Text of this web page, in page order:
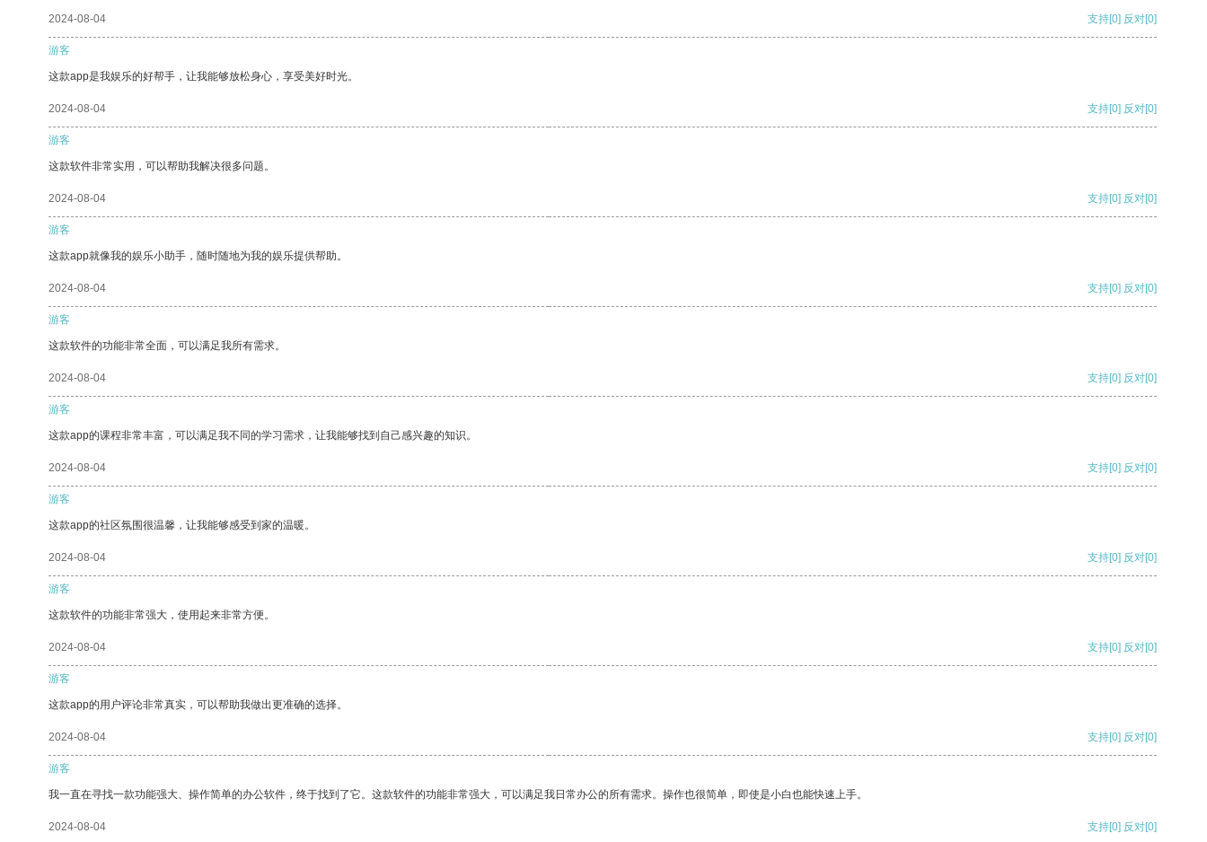
2024-08-04 支持[0] 反对[0]
游客
这款app是我娱乐的好帮手，让我能够放松身心，享受美好时光。
2024-08-04 支持[0] 反对[0]
游客
这款软件非常实用，可以帮助我解决很多问题。
2024-08-04 支持[0] 反对[0]
游客
这款app就像我的娱乐小助手，随时随地为我的娱乐提供帮助。
2024-08-04 支持[0] 反对[0]
游客
这款软件的功能非常全面，可以满足我所有需求。
2024-08-04 支持[0] 反对[0]
游客
这款app的课程非常丰富，可以满足我不同的学习需求，让我能够找到自己感兴趣的知识。
2024-08-04 支持[0] 反对[0]
游客
这款app的社区氛围很温馨，让我能够感受到家的温暖。
2024-08-04 支持[0] 反对[0]
游客
这款软件的功能非常强大，使用起来非常方便。
2024-08-04 支持[0] 反对[0]
游客
这款app的用户评论非常真实，可以帮助我做出更准确的选择。
2024-08-04 支持[0] 反对[0]
游客
我一直在寻找一款功能强大、操作简单的办公软件，终于找到了它。这款软件的功能非常强大，可以满足我日常办公的所有需求。操作也很简单，即使是小白也能快速上手。
2024-08-04 支持[0] 反对[0]